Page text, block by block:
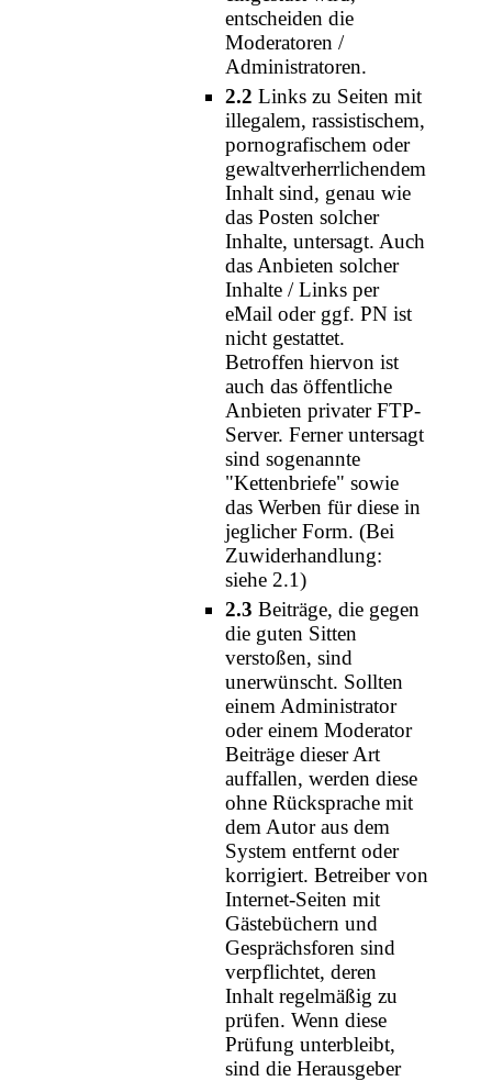
entscheiden die
Moderatoren /
Administratoren.
2.2 Links zu Seiten mit
illegalem, rassistischem,
pornografischem oder
gewaltverherrlichendem
Inhalt sind, genau wie
das Posten solcher
Inhalte, untersagt. Auch
das Anbieten solcher
Inhalte / Links per
eMail oder ggf. PN ist
nicht gestattet.
Betroffen hiervon ist
auch das öffentliche
Anbieten privater FTP-
Server. Ferner untersagt
sind sogenannte
"Kettenbriefe" sowie
das Werben für diese in
jeglicher Form. (Bei
Zuwiderhandlung:
siehe 2.1)
2.3 Beiträge, die gegen
die guten Sitten
verstoßen, sind
unerwünscht. Sollten
einem Administrator
oder einem Moderator
Beiträge dieser Art
auffallen, werden diese
ohne Rücksprache mit
dem Autor aus dem
System entfernt oder
korrigiert. Betreiber von
Internet-Seiten mit
Gästebüchern und
Gesprächsforen sind
verpflichtet, deren
Inhalt regelmäßig zu
prüfen. Wenn diese
Prüfung unterbleibt,
sind die Herausgeber